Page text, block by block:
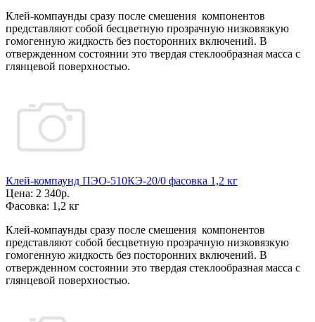
Клей-компаунды сразу после смешения компонентов
представляют собой бесцветную прозрачную низковязкую
гомогенную жидкость без посторонних включений. В
отвержденном состоянии это твердая стеклообразная масса с
глянцевой поверхностью.
Клей-компаунд ПЭО-510КЭ-20/0 фасовка 1,2 кг
Цена: 2 340р.
Фасовка: 1,2 кг
Клей-компаунды сразу после смешения компонентов
представляют собой бесцветную прозрачную низковязкую
гомогенную жидкость без посторонних включений. В
отвержденном состоянии это твердая стеклообразная масса с
глянцевой поверхностью.